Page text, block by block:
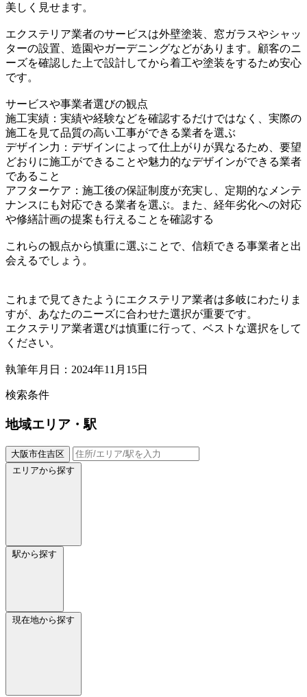
美しく見せます。
エクステリア業者のサービスは外壁塗装、窓ガラスやシャッ
ターの設置、造園やガーデニングなどがあります。顧客のニ
ーズを確認した上で設計してから着工や塗装をするため安心
です。
サービスや事業者選びの観点
施工実績：実績や経験などを確認するだけではなく、実際の
施工を見て品質の高い工事ができる業者を選ぶ
デザイン力：デザインによって仕上がりが異なるため、要望
どおりに施工ができることや魅力的なデザインができる業者
であること
アフターケア：施工後の保証制度が充実し、定期的なメンテ
ナンスにも対応できる業者を選ぶ。また、経年劣化への対応
や修繕計画の提案も行えることを確認する
これらの観点から慎重に選ぶことで、信頼できる事業者と出
会えるでしょう。
これまで見てきたようにエクステリア業者は多岐にわたりま
すが、あなたのニーズに合わせた選択が重要です。
エクステリア業者選びは慎重に行って、ベストな選択をして
ください。
執筆年月日：2024年11月15日
検索条件
地域エリア・駅
大阪市住吉区
エリアから探す
駅から探す
現在地から探す